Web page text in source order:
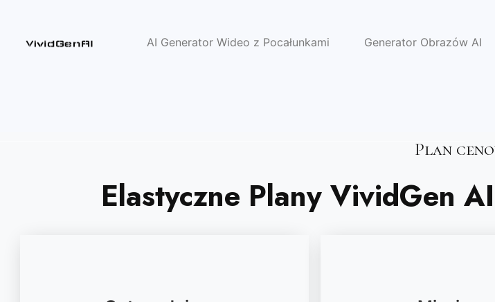
AI Generator Wideo z Pocałunkami Generator Obrazów AI
Plan
Elastyczne Plany VividGen